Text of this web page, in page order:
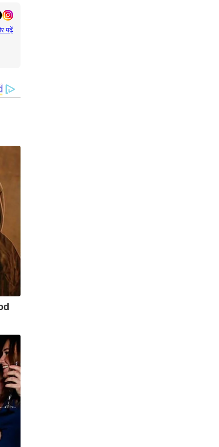
पढ़ें